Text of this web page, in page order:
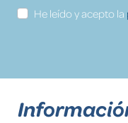
He leído y acepto la